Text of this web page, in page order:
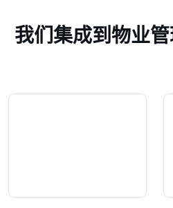
我们集成到物业